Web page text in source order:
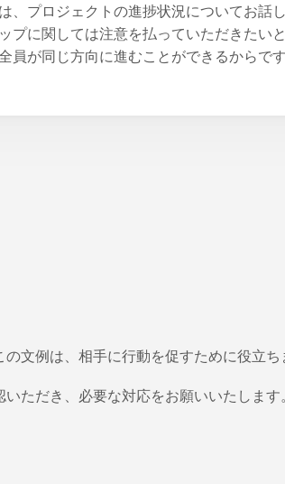
、プロジェクトの進捗状況についてお話し
プに関しては注意を払っていただきたいと
員が同じ方向に進むことができるからです
文例は、相手に行動を促すために役立ち
ただき、必要な対応をお願いいたしま